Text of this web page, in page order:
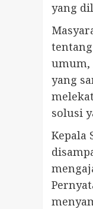
yang
umum,
yang
solusi
Kepala